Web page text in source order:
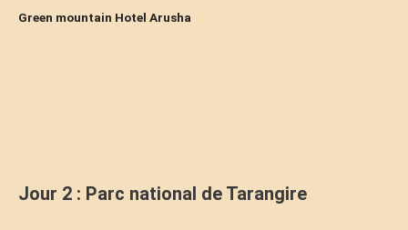
Green mountain Hotel Arusha
Jour 2 : Parc national de Tarangire